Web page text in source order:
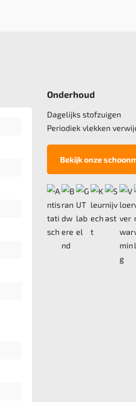
Onderhoud
Dagelijks stofzuigen
Periodiek vlekken
Bekijk onze